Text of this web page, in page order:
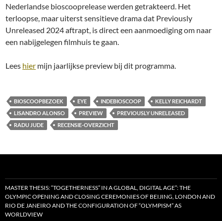
Nederlandse bioscooprelease werden getrakteerd. Het
terloopse, maar uiterst sensitieve drama dat Previously
Unreleased 2024 aftrapt, is direct een aanmoediging om naar
een nabijgelegen filmhuis te gaan.
Lees hier mijn jaarlijkse preview bij dit programma.
BIOSCOOPBEZOEK EYE INDEBIOSCOOP
KELLY REICHARDT
LISANDRO ALONSO
PREVIEW
PREVIOUSLY UNRELEASED
RADU JUDE
RECENSIE-OVERZICHT
MASTER THESIS: “TOGETHERNESS” IN A GLOBAL, DIGITAL AGE”: THE
OLYMPIC OPENING AND CLOSING CEREMONIES OF BEIJING, LONDON AND
RIO DE JANEIRO AND THE CONFIGURATION OF “OLYMPISM” AS
WORLDVIEW